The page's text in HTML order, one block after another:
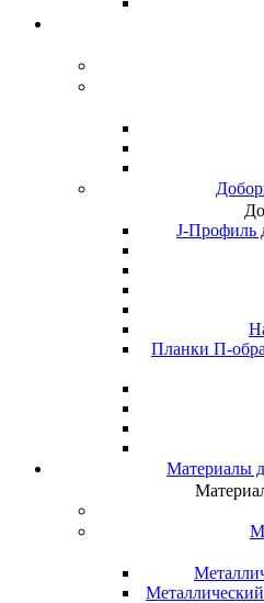
J-Профиль
Планки П-
Материалы